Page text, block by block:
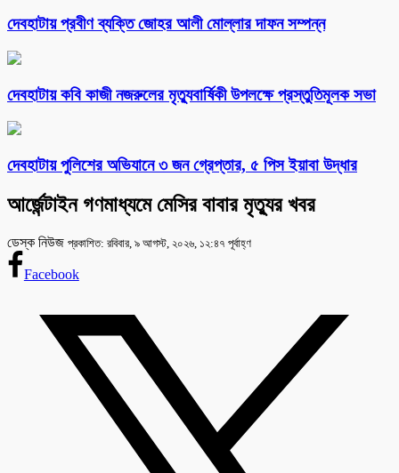
দেবহাটায় প্রবীণ ব্যক্তি জোহর আলী মোল্লার দাফন সম্পন্ন
দেবহাটায় কবি কাজী নজরুলের মৃত্যুবার্ষিকী উপলক্ষে প্রস্তুতিমূলক সভা
দেবহাটায় পুলিশের অভিযানে ৩ জন গ্রেপ্তার, ৫ পিস ইয়াবা উদ্ধার
আর্জেন্টাইন গণমাধ্যমে মেসির বাবার মৃত্যুর খবর
ডেস্ক নিউজ প্রকাশিত: রবিবার, ৯ আগস্ট, ২০২৬, ১২:৪৭ পূর্বাহ্ণ
Facebook